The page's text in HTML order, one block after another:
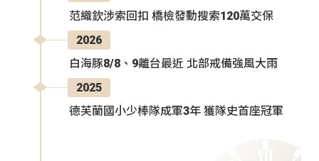
范織欽涉索回扣 橋檢發動搜索120萬交保
2026
白海豚8/8、9離台最近 北部戒備強風大雨
2025
德芙蘭國小少棒隊成軍3年 獲隊史首座冠軍